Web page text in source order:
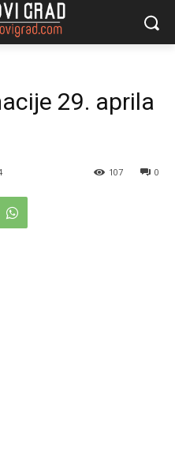
29. aprila
0
107